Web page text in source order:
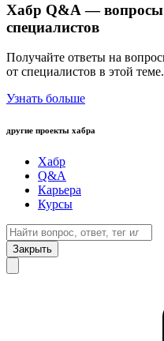
Хабр Q&A — вопросы
специалистов
Получайте ответы на
от специалистов в этой теме.
Узнать больше
другие проекты хабра
Хабр
Q&A
Карьера
Курсы
Закрыть